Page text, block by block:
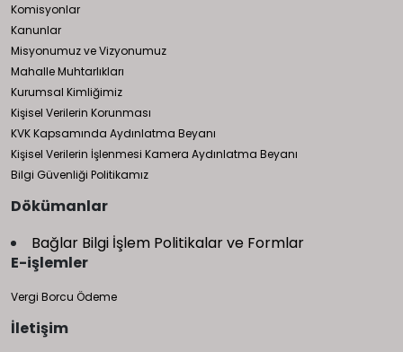
Komisyonlar
Kanunlar
Misyonumuz ve Vizyonumuz
Mahalle Muhtarlıkları
Kurumsal Kimliğimiz
Kişisel Verilerin Korunması
KVK Kapsamında Aydınlatma Beyanı
Kişisel Verilerin İşlenmesi Kamera Aydınlatma Beyanı
Bilgi Güvenliği Politikamız
Dökümanlar
Bağlar Bilgi İşlem Politikalar ve Formlar
E-işlemler
Vergi Borcu Ödeme
İletişim